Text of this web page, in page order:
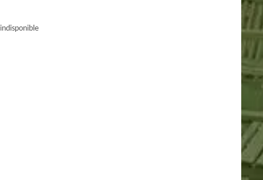
indisponible